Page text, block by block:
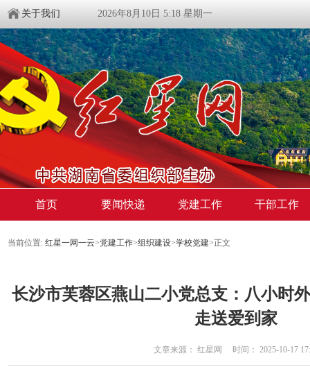
关于我们 2026年8月10日 5:18 星期一
首页 要闻快递 党建工作 干部工作
当前位置: 红星一网一云>党建工作>组织建设>学校党建>正文
长沙市芙蓉区燕山二小党总支：八小时
走送爱到家
文章来源： 红星网 时间： 2025-10-17